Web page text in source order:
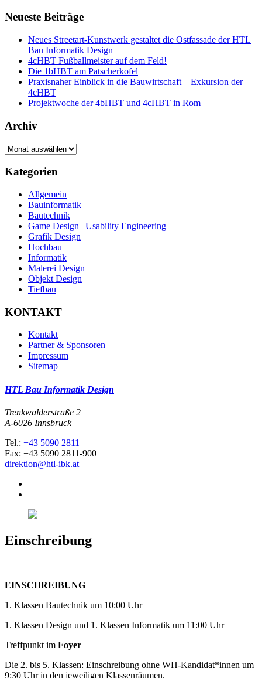
Neueste Beiträge
Neues Streetart-Kunstwerk gestaltet die Ostfassade der HTL
Bau Informatik Design
4cHBT Fußballmeister auf dem Feld!
Die 1bHBT am Patscherkofel
Praxisnaher Einblick in die Bauwirtschaft – Exkursion der
4cHBT
Projektwoche der 4bHBT und 4cHBT in Rom
Archiv
Archiv
Kategorien
Allgemein
Bauinformatik
Bautechnik
Game Design | Usability Engineering
Grafik Design
Hochbau
Informatik
Malerei Design
Objekt Design
Tiefbau
KONTAKT
Kontakt
Partner & Sponsoren
Impressum
Sitemap
HTL Bau Informatik Design
Trenkwalderstraße 2
A-6026 Innsbruck
Tel.: +43 5090 2811
Fax: +43 5090 2811-900
direktion@htl-ibk.at
Einschreibung
EINSCHREIBUNG
1. Klassen Bautechnik um 10:00 Uhr
1. Klassen Design und 1. Klassen Informatik um 11:00 Uhr
Treffpunkt im Foyer
Die 2. bis 5. Klassen: Einschreibung ohne WH-Kandidat*innen um
9:30 Uhr in den jeweiligen Klassenräumen.